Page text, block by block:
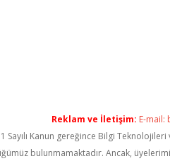
Reklam ve İletişim: E-mail:
Sayılı Kanun gereğince Bilgi
bulunmamaktadır. Ancak,